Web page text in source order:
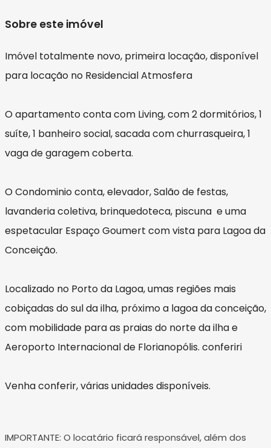
Sobre este imóvel
Imóvel totalmente novo, primeira locação, disponível
para locação no Residencial Atmosfera
O apartamento conta com Living, com 2 dormitórios, 1
suíte, 1 banheiro social, sacada com churrasqueira, 1
vaga de garagem coberta.
O Condominio conta, elevador, Salão de festas,
lavanderia coletiva, brinquedoteca, piscuna e uma
espetacular Espaço Goumert com vista para Lagoa da
Conceição.
Localizado no Porto da Lagoa, umas regiões mais
cobiçadas do sul da ilha, próximo a lagoa da conceição,
com mobilidade para as praias do norte da ilha e
Aeroporto Internacional de Florianopólis. conferiri
Venha conferir, várias unidades disponíveis.
IMPORTANTE: O locatário ficará responsável, além dos